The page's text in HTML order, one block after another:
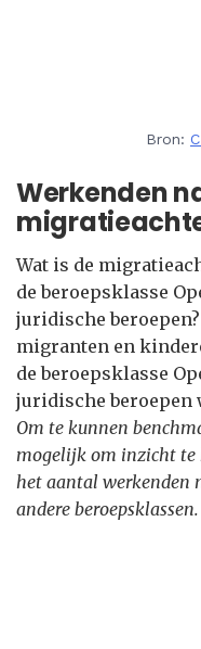
Bron:
Werkenden
Wat is de
de beroepsklasse
juridische
migranten en
de beroepsklasse
juridische beroepen
Om te kunnen
mogelijk om inzicht te
het aantal werkenden
andere beroepsklassen.